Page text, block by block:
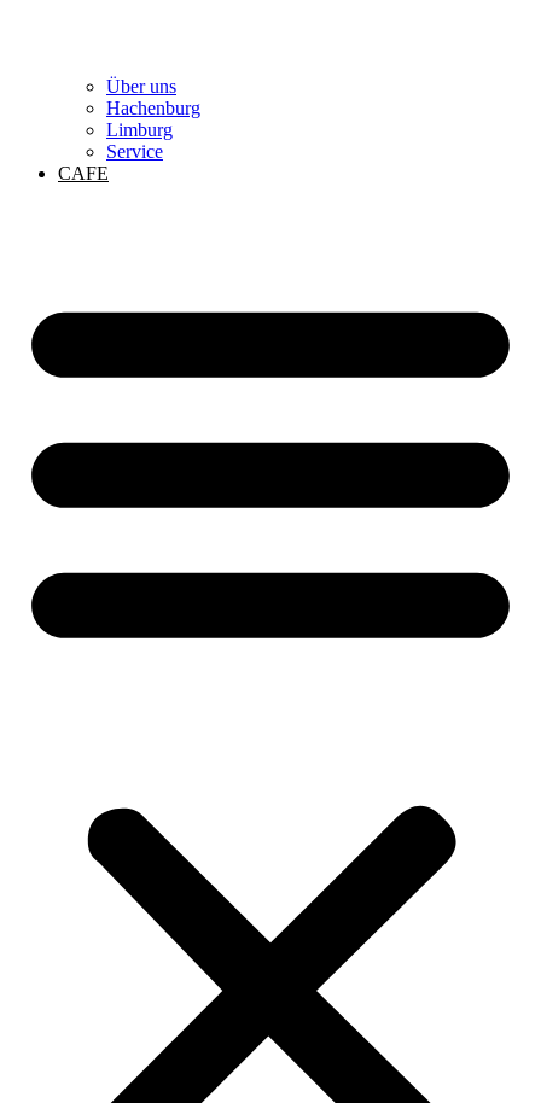
Über uns
Hachenburg
Limburg
Service
CAFE